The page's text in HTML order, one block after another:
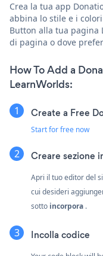
Crea la tua app
abbina lo stile e i
Button alla tua pagina
di pagina o dove
How To Add a
LearnWorlds:
Create a Free
Start for free now
Creare sezione
Apri il tuo editor del
cui desideri
sotto incorpora .
Incolla codice